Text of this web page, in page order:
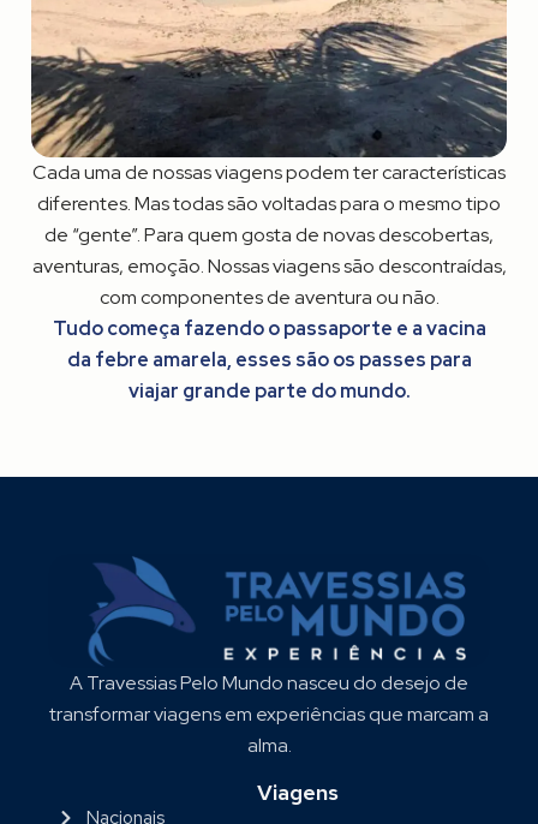
Cada uma de nossas viagens podem ter características
diferentes. Mas todas são voltadas para o mesmo tipo
de “gente”. Para quem gosta de novas descobertas,
aventuras, emoção. Nossas viagens são descontraídas,
com componentes de aventura ou não.
Tudo começa fazendo o passaporte e a vacina
da febre amarela, esses são os passes para
viajar grande parte do mundo.
A Travessias Pelo Mundo nasceu do desejo de
transformar viagens em experiências que marcam a
alma.
Viagens
Nacionais